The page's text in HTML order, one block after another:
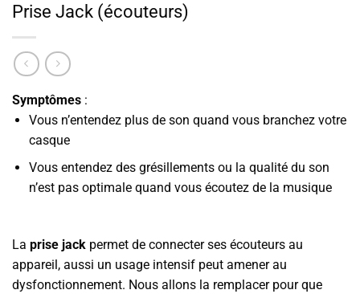
Prise Jack (écouteurs)
Symptômes :
Vous n’entendez plus de son quand vous branchez votre
casque
Vous entendez des grésillements ou la qualité du son
n’est pas optimale quand vous écoutez de la musique
La prise jack permet de connecter ses écouteurs au
appareil, aussi un usage intensif peut amener au
dysfonctionnement. Nous allons la remplacer pour que